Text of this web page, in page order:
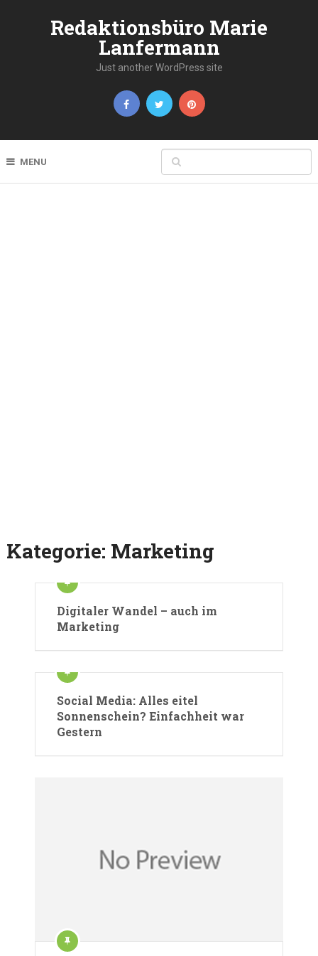
Redaktionsbüro Marie
Lanfermann
Just another WordPress site
MENU
Kategorie: Marketing
Digitaler Wandel – auch im
Marketing
Social Media: Alles eitel
Sonnenschein? Einfachheit war
Gestern